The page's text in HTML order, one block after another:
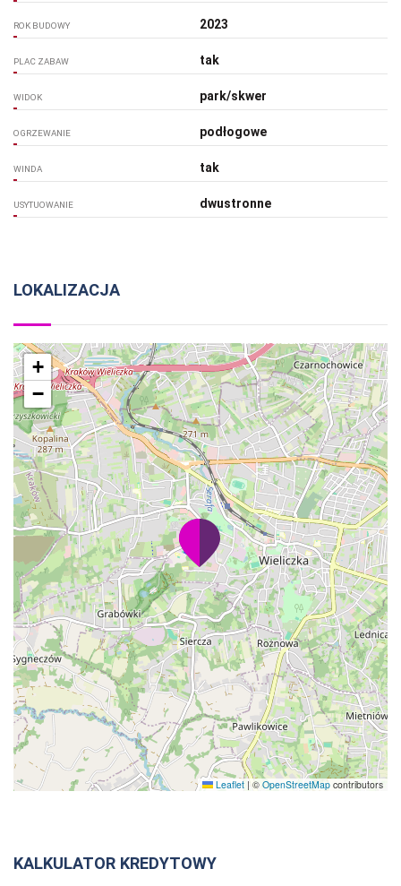
ROK BUDOWY 2023
PLAC ZABAW tak
WIDOK park/skwer
OGRZEWANIE podłogowe
WINDA tak
USYTUOWANIE dwustronne
LOKALIZACJA
+
−
Leaflet |© OpenStreetMap contributors
KALKULATOR KREDYTOWY